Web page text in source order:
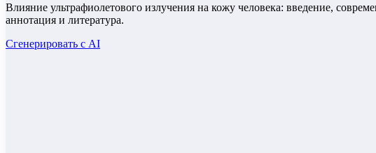
Влияние ультрафиолетового излучения на кожу человека: введение,
аннотация и литература.
Сгенерировать с AI